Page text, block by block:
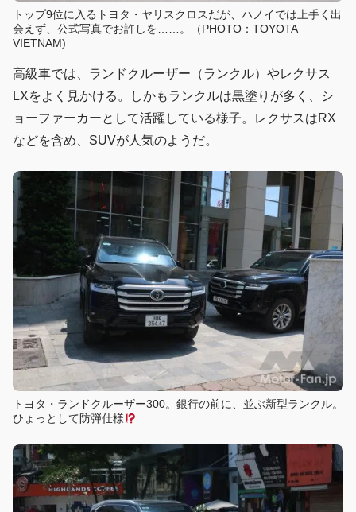
トップ9位に入るトヨタ・ヤリスクロスだが、ハノイでは上手く出
会えず、公式写真でお許しを……。（PHOTO：TOYOTA
VIETNAM)
高級車では、ランドクルーザー（ランクル）やレクサス
LXをよく見かける。しかもランクルは黒塗りが多く、シ
ョーファーカーとして活躍している様子。レクサスはRX
などを含め、SUVが人気のようだ。
トヨタ・ランドクルーザー300。銀行の前に、並ぶ新型ランクル。
ひょっとして防弾仕様